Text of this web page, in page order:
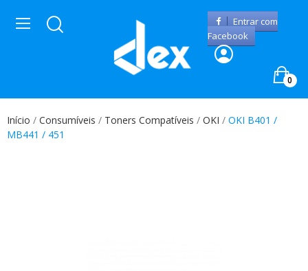
Entrar com
Facebook
0
Início Consumíveis Toners Compatíveis OKI
OKI B401 /
MB441 / 451